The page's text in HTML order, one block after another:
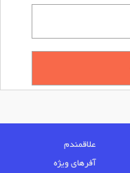
علاقمندم
آفرهای ویژه